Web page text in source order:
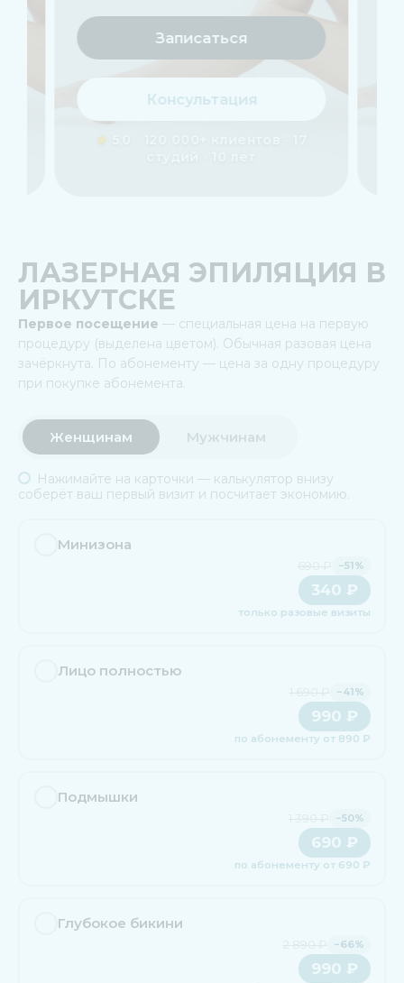
Записаться
Консультация
5,0 · 120 000+ клиентов · 17
ЛАЗЕРНАЯ ЭПИЛЯЦИЯ В
ИРКУТСКЕ
Первое посещение — специальная цена на первую
процедуру (выделена цветом). Обычная разовая цена
зачёркнута. По абонементу — цена за одну процедуру
при покупке абонемента.
Женщинам Мужчинам
Нажимайте на карточки — калькулятор внизу
соберёт ваш первый визит и посчитает экономию.
Минизона
−51%
340 ₽
только разовые визиты
Лицо полностью
−41%
990 ₽
по абонементу от 890 ₽
Подмышки
−50%
690 ₽
по абонементу от 690 ₽
Глубокое бикини
−66%
990 ₽